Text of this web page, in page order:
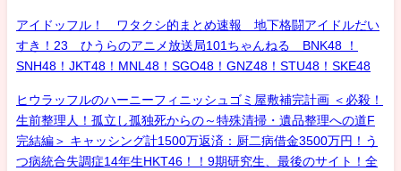
アイドッフル！ ワタクシ的まとめ速報 地下格闘アイドルだい
すき！23 ひうらのアニメ放送局101ちゃんねる BNK48 ！
SNH48！JKT48！MNL48！SGO48！GNZ48！STU48！SKE48
ヒウラッフルのハーニーフィニッシュゴミ屋敷補完計画 ＜必殺！
生前整理人！孤立し孤独死からの～特殊清掃・遺品整理への道F
完結編＞ キャッシング計1500万返済：厨二病借金3500万円！う
つ病統合失調症14年生HKT46！！9期研究生、最後のサイト！全